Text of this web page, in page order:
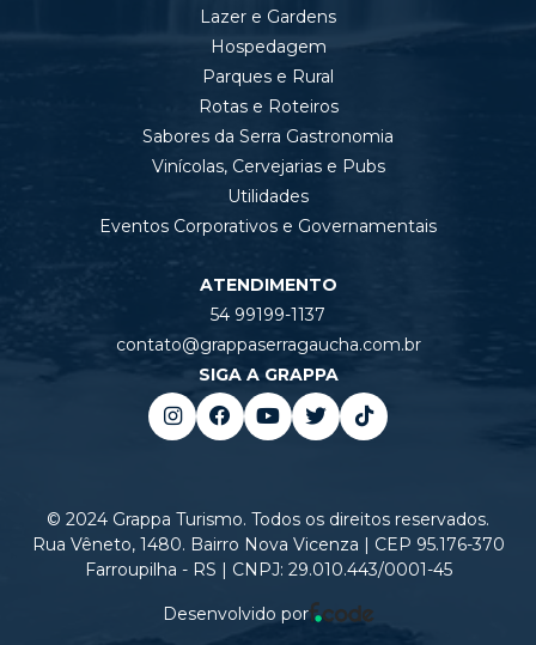
Lazer e Gardens
Hospedagem
Parques e Rural
Rotas e Roteiros
Sabores da Serra Gastronomia
Vinícolas, Cervejarias e Pubs
Utilidades
Eventos Corporativos e Governamentais
ATENDIMENTO
54 99199-1137
contato@grappaserragaucha.com.br
SIGA A GRAPPA
© 2024 Grappa Turismo. Todos os direitos reservados.
Rua Vêneto, 1480. Bairro Nova Vicenza | CEP 95.176-370
Farroupilha - RS | CNPJ: 29.010.443/0001-45
Desenvolvido por